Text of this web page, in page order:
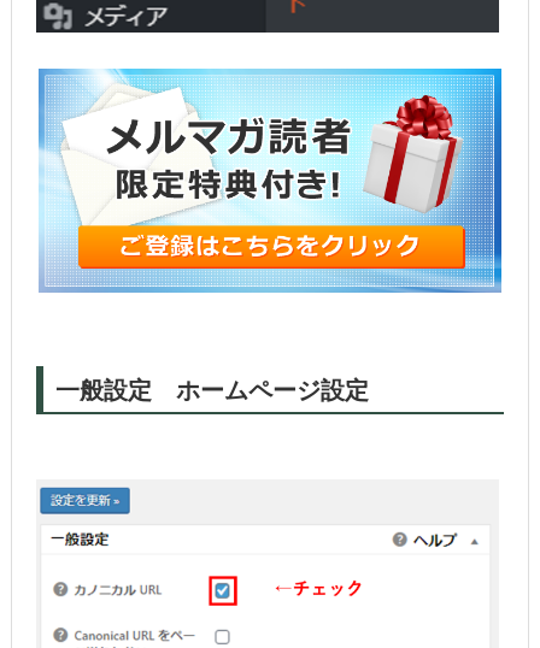
一般設定 ホームページ設定